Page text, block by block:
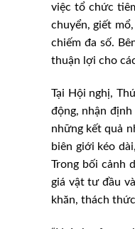
việc tổ chức
chuyển, giết
chiếm đa số.
thuận lợi cho
Tại Hội nghị,
động, nhận
những kết quả
biên giới kéo
Trong bối cảnh
giá vật tư đầu
khăn, thách